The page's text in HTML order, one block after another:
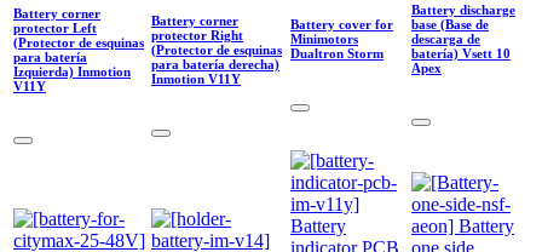
Battery corner
protector Left
(Protector de esquinas
para batería
Izquierda) Inmotion
V11Y
Battery corner
protector Right
(Protector de esquinas
para batería derecha)
Inmotion V11Y
Battery cover for
Minimotors
Dualtron Storm
Battery discharge
base (Base de
descarga de
batería) Vsett 10
Apex